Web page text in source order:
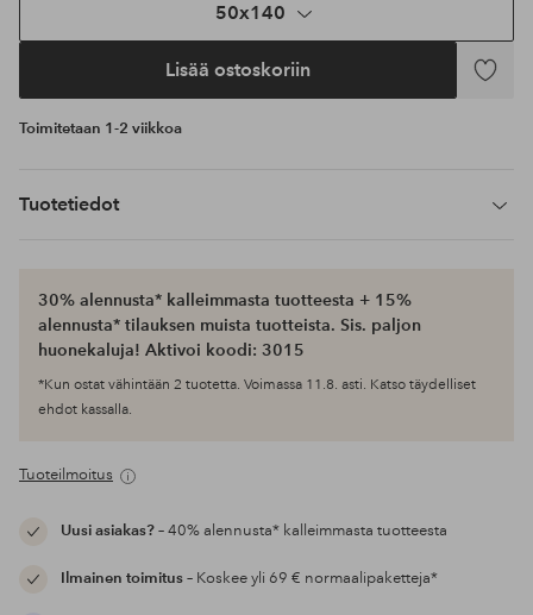
50x140
Lisää ostoskoriin
Lisää
Toimitetaan 1-2 viikkoa
Tuotetiedot
30% alennusta* kalleimmasta tuotteesta + 15%
alennusta* tilauksen muista tuotteista. Sis. paljon
huonekaluja! Aktivoi koodi: 3015
*Kun ostat vähintään 2 tuotetta. Voimassa 11.8. asti. Katso täydelliset
ehdot kassalla.
Tuoteilmoitus
Uusi asiakas?– 40% alennusta* kalleimmasta tuotteesta
Ilmainen toimitus– Koskee yli 69 € normaalipaketteja*